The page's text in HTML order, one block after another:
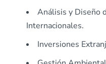
Análisis y Diseño
Internacionales.
Inversiones